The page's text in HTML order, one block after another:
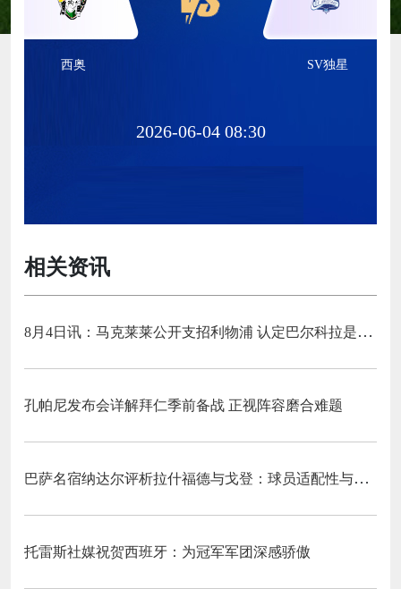
西奥 SV独星
2026-06-04 08:30
相关资讯
8月4日讯：马克莱莱公开支招利物浦 认定巴尔科拉是萨拉赫完美替代者
孔帕尼发布会详解拜仁季前备战 正视阵容磨合难题
巴萨名宿纳达尔评析拉什福德与戈登：球员适配性与战术融入前景探讨
托雷斯社媒祝贺西班牙：为冠军军团深感骄傲